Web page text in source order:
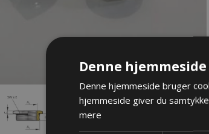
Denne
Denne hjemmeside bruger
hjemmeside giver du
mere